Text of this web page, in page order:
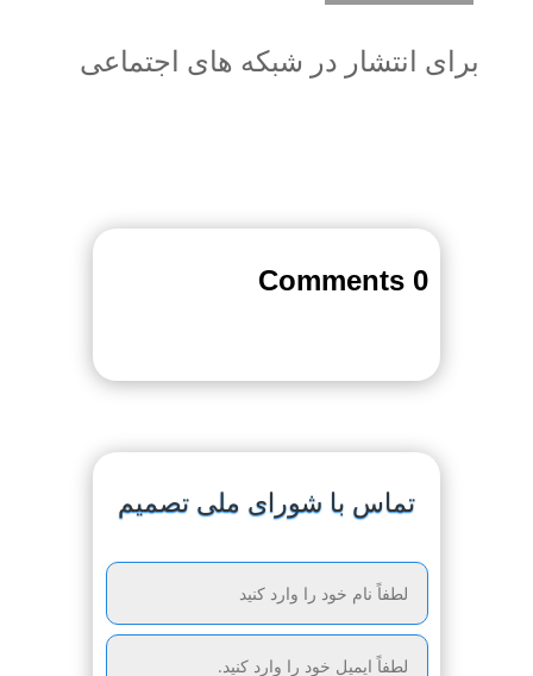
برای انتشار در شبکه های اجتماعی
0 Comments
تماس با شورای ملی تصمیم